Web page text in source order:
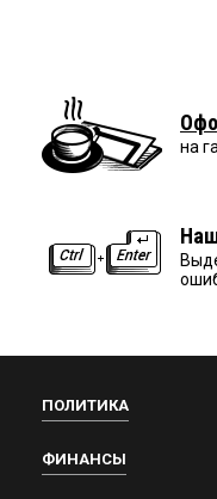
на
ПОЛИТИКА
ФИНАНСЫ